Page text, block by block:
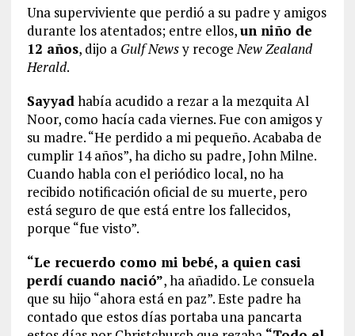
Una superviviente que perdió a su padre y amigos
durante los atentados; entre ellos,un niño de
12 años, dijo a Gulf Newsy recogeNew Zealand
Herald.
Sayyadhabía acudido a rezar a la mezquita Al
Noor, como hacía cada viernes. Fue con amigos y
su madre. “He perdido a mi pequeño. Acababa de
cumplir 14 años”, ha dicho su padre, John Milne.
Cuando habla con el periódico local, no ha
recibido notificación oficial de su muerte, pero
está seguro de que está entre los fallecidos,
porque “fue visto”.
“Le recuerdo como mi bebé, a quien casi
perdí cuando nació”, ha añadido. Le consuela
que su hijo “ahora está en paz”. Este padre ha
contado que estos días portaba una pancarta